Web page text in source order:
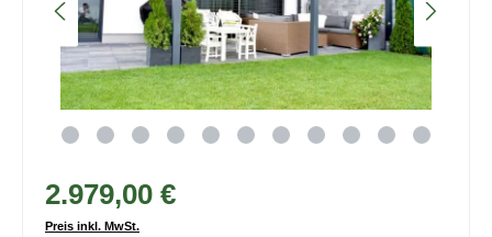
2.979,00 €
Preis inkl. MwSt.